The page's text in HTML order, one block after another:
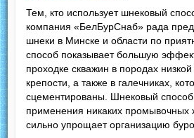
Тем, кто использует шнековый
компания «БелБурСнаб» рада
шнеки в Минске и области по
способ показывает большую
проходке скважин в породах
крепости, а также в галечниках,
сцементированы. Шнековый способ
применения никаких промывочных
сильно упрощает организацию